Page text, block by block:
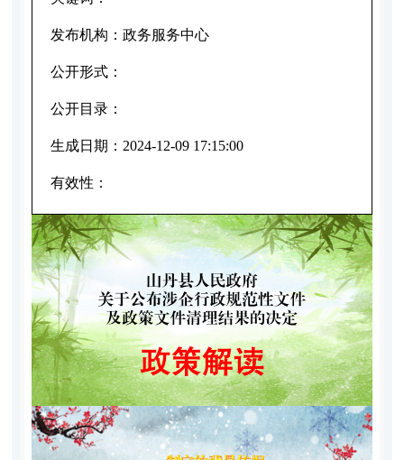
发布机构： 政务服务中心
公开形式：
公开目录：
生成日期： 2024-12-09 17:15:00
有效性：